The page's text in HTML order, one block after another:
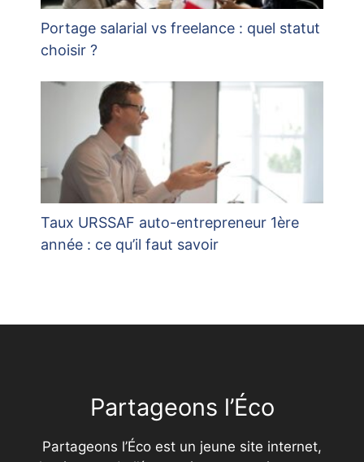
Portage salarial vs freelance : quel statut
choisir ?
Taux URSSAF auto-entrepreneur 1ère
année : ce qu’il faut savoir
Partageons l’Éco
Partageons l’Éco est un jeune site internet,